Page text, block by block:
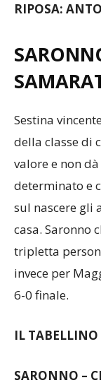
RIPOSA:
Sestina
della classe di
valore e non
determinato e
sul nascere gli
casa. Saronno
tripletta
invece per
6-0 finale.
IL TABELLINO
SARONNO –